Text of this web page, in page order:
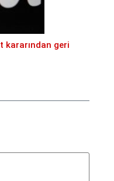
kararından geri